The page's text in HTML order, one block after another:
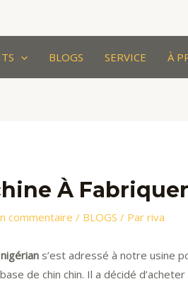
BLOGS SERVICE À
À
commentaire / BLOGS / Parriva
nigérian s’est adressé à notre usine
de chin chin. Il a décidé d’acheter